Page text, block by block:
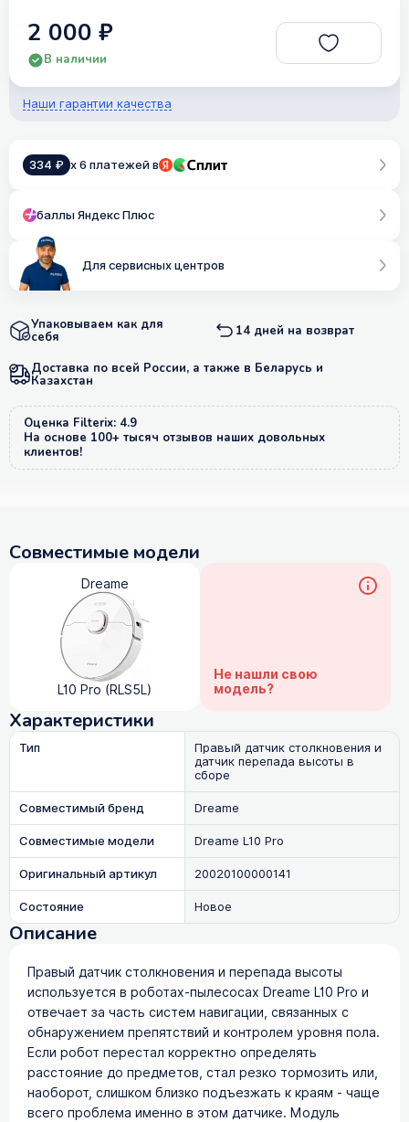
2 000 ₽
В наличии
Наши гарантии качества
334 ₽ x 6 платежей в
баллы Яндекс Плюс
Для сервисных центров
Упаковываем как для
себя 14 дней на возврат
Доставка по всей России, а также в Беларусь и
Казахстан
Оценка Filterix: 4.9
На основе 100+ тысяч отзывов наших довольных
клиентов!
Совместимые модели
Dreame
L10 Pro (RLS5L)
Не нашли свою
модель?
Характеристики
Тип Правый датчик столкновения и
датчик перепада высоты в
сборе
Совместимый бренд
Dreame
Совместимые модели
Dreame L10 Pro
Оригинальный артикул
20020100000141
Состояние
Новое
Описание
Правый датчик столкновения и перепада высоты
используется в роботах-пылесосах Dreame L10 Pro и
отвечает за часть систем навигации, связанных с
обнаружением препятствий и контролем уровня пола.
Если робот перестал корректно определять
расстояние до предметов, стал резко тормозить или,
наоборот, слишком близко подъезжать к краям - чаще
всего проблема именно в этом датчике. Модуль